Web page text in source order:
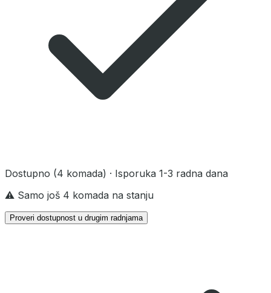
Dostupno (4 komada) · Isporuka 1-3 radna dana
⚠️ Samo još 4 komada na stanju
Proveri dostupnost u drugim radnjama